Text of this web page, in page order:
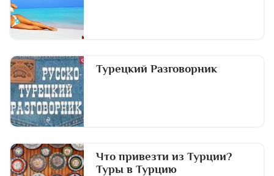
Турецкий Разговорник
Что привезти из Турции?
Туры в Турцию